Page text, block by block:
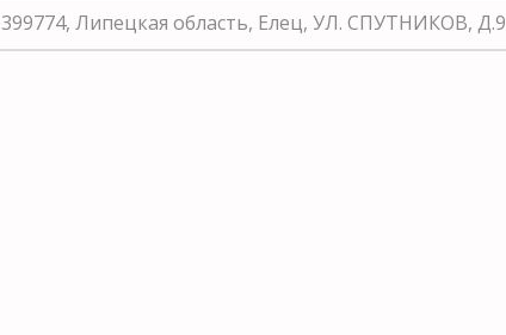
399774, Липецкая область, Елец, УЛ. СПУТНИКОВ, Д.9